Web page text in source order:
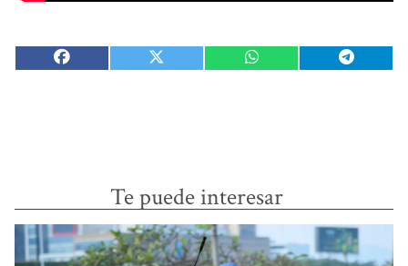
Te puede interesar